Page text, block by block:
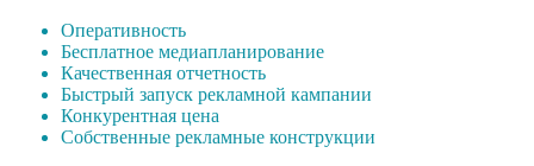
Оперативность
Бесплатное медиапланирование
Качественная отчетность
Быстрый запуск рекламной кампании
Конкурентная цена
Собственные рекламные конструкции